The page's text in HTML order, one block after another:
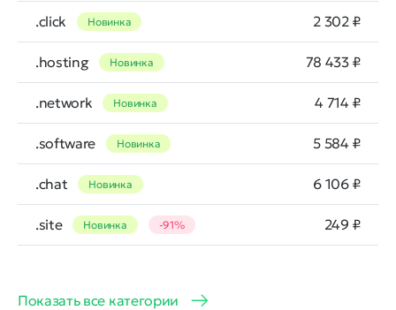
.click Новинка 2 302 ₽
.hosting Новинка 78 433 ₽
.network Новинка 4 714 ₽
.software Новинка 5 584 ₽
.chat Новинка 6 106 ₽
.site Новинка -91% 249 ₽
Показать все категории